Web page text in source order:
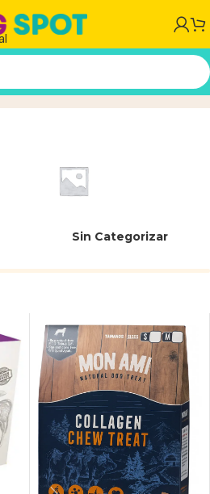
/Producto
Sin Categorizar